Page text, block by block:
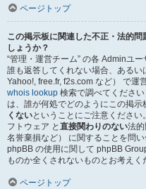
ページトップ
この掲示板に関連した不正・法的
しょうか？
“管理・運営チーム” の各 Adminユ
誰も返答してくれない場合、ある
Yahoo!, free.fr, f2s.com など） で運
whois lookup 検索で調べてくださ
は、誰が何処でどのようにこの掲
くないということにご注意くださ
フトウェア と 直接関わりのない法的
名誉棄損など） に関することを問い
phpBB の使用に関して phpBB
ものか全くされないものとお考えく
ページトップ